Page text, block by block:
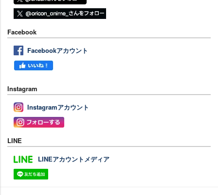
Facebook
Facebookアカウント
Instagram
Instagramアカウント
LINE
LINEアカウントメディア